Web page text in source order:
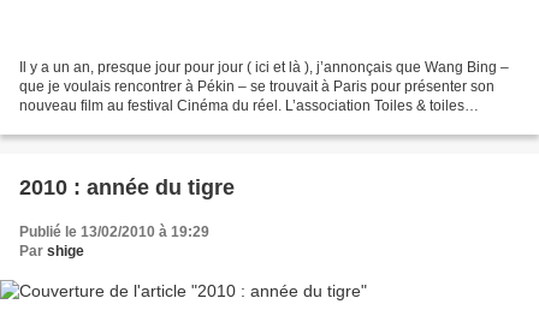
Il y a un an, presque jour pour jour ( ici et là ), j’annonçais que Wang Bing –
que je voulais rencontrer à Pékin – se trouvait à Paris pour présenter son
nouveau film au festival Cinéma du réel. L’association Toiles & toiles
2010 : année du tigre
Publié le 13/02/2010 à 19:29
Par shige